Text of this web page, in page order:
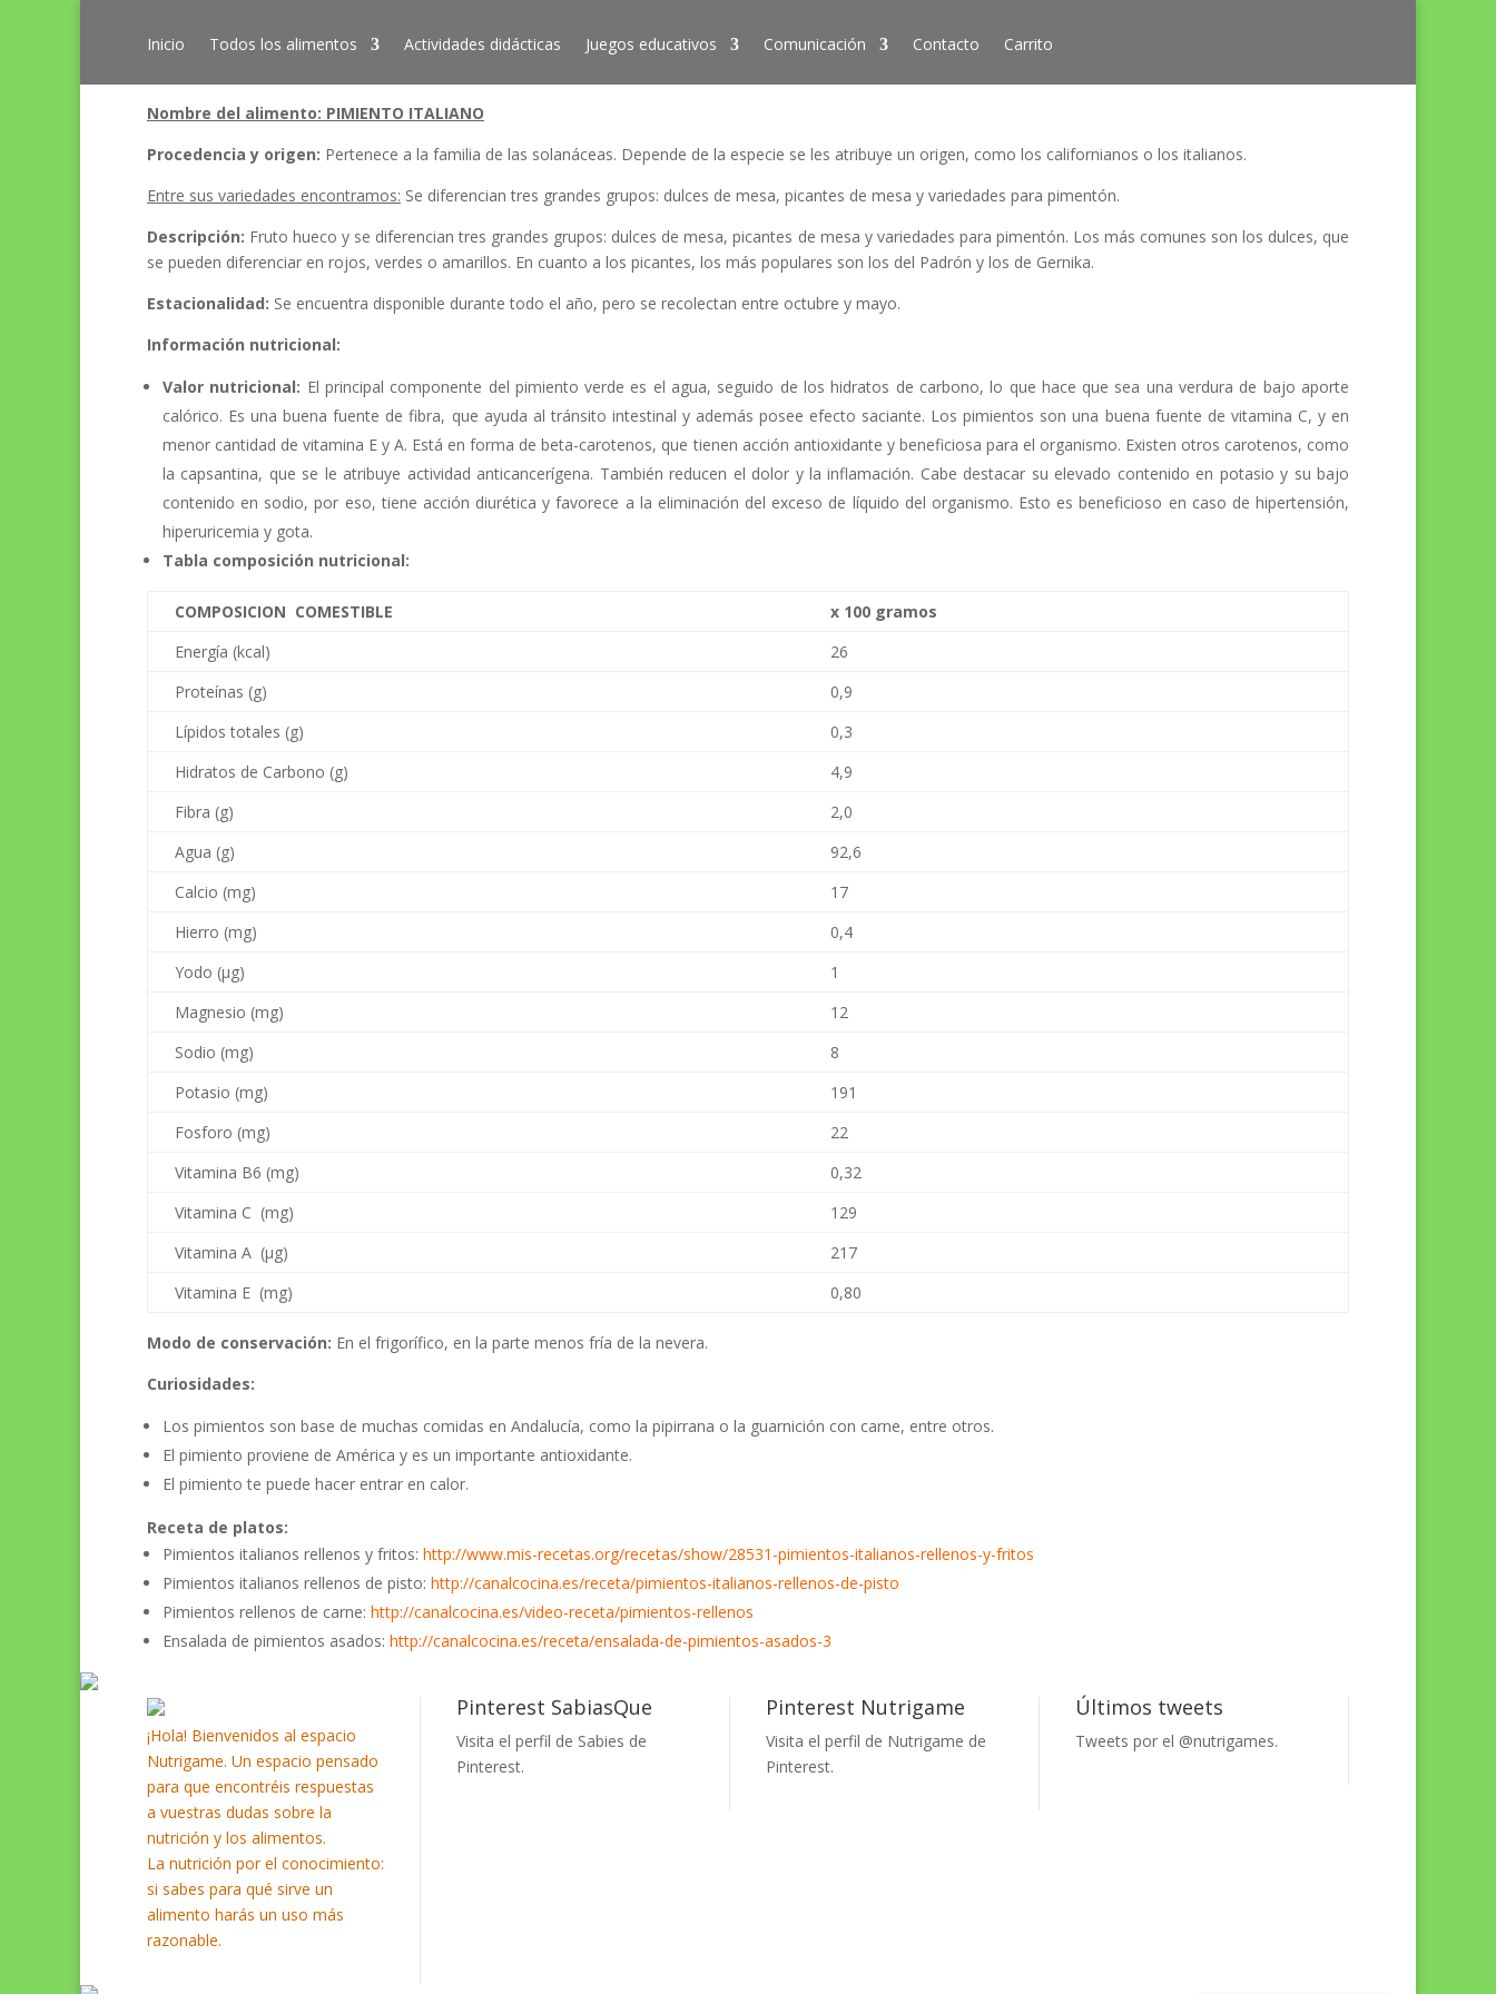
Inicio Todos los alimentos Actividades didácticas Juegos educativos Comunicación Contacto Carrito
Nombre del alimento: PIMIENTO ITALIANO
Procedencia y origen: Pertenece a la familia de las solanáceas. Depende de la especie se les atribuye un origen, como los californianos o los italianos.
Entre sus variedades encontramos: Se diferencian tres grandes grupos: dulces de mesa, picantes de mesa y variedades para pimentón.
Descripción: Fruto hueco y se diferencian tres grandes grupos: dulces de mesa, picantes de mesa y variedades para pimentón. Los más comunes son los dulces, que
se pueden diferenciar en rojos, verdes o amarillos. En cuanto a los picantes, los más populares son los del Padrón y los de Gernika.
Estacionalidad: Se encuentra disponible durante todo el año, pero se recolectan entre octubre y mayo.
Información nutricional:
Valor nutricional: El principal componente del pimiento verde es el agua, seguido de los hidratos de carbono, lo que hace que sea una verdura de bajo aporte
calórico. Es una buena fuente de fibra, que ayuda al tránsito intestinal y además posee efecto saciante. Los pimientos son una buena fuente de vitamina C, y en
menor cantidad de vitamina E y A. Está en forma de beta-carotenos, que tienen acción antioxidante y beneficiosa para el organismo. Existen otros carotenos, como
la capsantina, que se le atribuye actividad anticancerígena. También reducen el dolor y la inflamación. Cabe destacar su elevado contenido en potasio y su bajo
contenido en sodio, por eso, tiene acción diurética y favorece a la eliminación del exceso de líquido del organismo. Esto es beneficioso en caso de hipertensión,
hiperuricemia y gota.
Tabla composición nutricional:
COMPOSICION COMESTIBLE
x 100 gramos
Energía (kcal)
26
Proteínas (g)
0,9
Lípidos totales (g)
0,3
Hidratos de Carbono (g)
4,9
Fibra (g)
2,0
Agua (g)
92,6
Calcio (mg)
17
Hierro (mg)
0,4
Yodo (µg)
1
Magnesio (mg)
12
Sodio (mg)
8
Potasio (mg)
191
Fosforo (mg)
22
Vitamina B6 (mg)
0,32
Vitamina C (mg)
129
Vitamina A (µg)
217
Vitamina E (mg)
0,80
Modo de conservación: En el frigorífico, en la parte menos fría de la nevera.
Curiosidades:
Los pimientos son base de muchas comidas en Andalucía, como la pipirrana o la guarnición con carne, entre otros.
El pimiento proviene de América y es un importante antioxidante.
El pimiento te puede hacer entrar en calor.
Receta de platos:
Pimientos italianos rellenos y fritos: http://www.mis-recetas.org/recetas/show/28531-pimientos-italianos-rellenos-y-fritos
Pimientos italianos rellenos de pisto: http://canalcocina.es/receta/pimientos-italianos-rellenos-de-pisto
Pimientos rellenos de carne: http://canalcocina.es/video-receta/pimientos-rellenos
Ensalada de pimientos asados: http://canalcocina.es/receta/ensalada-de-pimientos-asados-3
¡Hola! Bienvenidos al espacio
Nutrigame. Un espacio pensado
para que encontréis respuestas
a vuestras dudas sobre la
nutrición y los alimentos.
La nutrición por el conocimiento:
si sabes para qué sirve un
alimento harás un uso más
razonable.
Pinterest SabiasQue
Visita el perfil de Sabies de
Pinterest.
Pinterest Nutrigame
Visita el perfil de Nutrigame de
Pinterest.
Últimos tweets
Tweets por el @nutrigames.